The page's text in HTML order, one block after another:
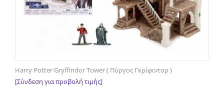
Harry Potter Gryffindor Tower ( Πύργος Γκρίφιντορ )
[Σύνδεση για προβολή τιμής]